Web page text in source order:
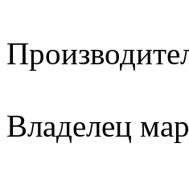
Владелец